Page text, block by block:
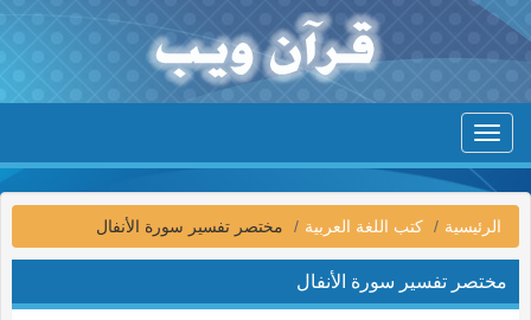
Toggle
navigation
الرئيسية كتب اللغة العربية مختصر تفسير سورة الأنفال
مختصر تفسير سورة الأنفال